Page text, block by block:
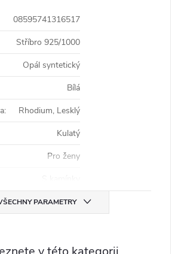
08595741316517
Stříbro 925/1000
Opál syntetický
Bílá
:
Rhodium, Lesklý
Kulatý
Pro ženy
PARAMETRY